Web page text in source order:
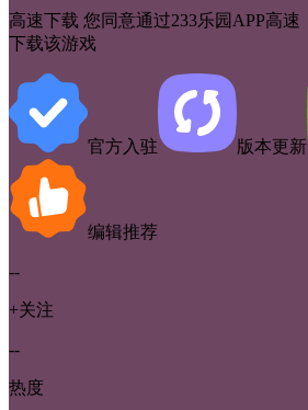
高速下载 您同意通过233乐园APP高速
下载该游戏
官方入驻 版本更新
编辑推荐
--
+关注
--
热度